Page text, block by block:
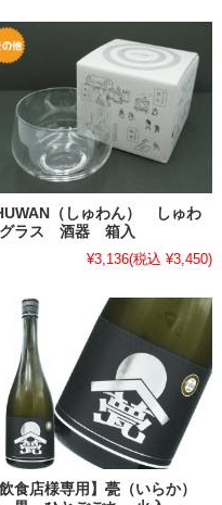
（しゅわん） しゅわ
グラス 酒器 箱入
¥3,136(税込 ¥3,450)
飲食店様専用】甍（いらか）